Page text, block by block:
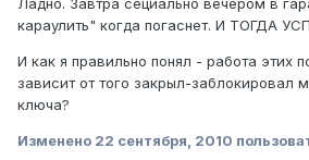
Ладно. Завтра сециально вечером в
караулить" когда погаснет. И ТОГДА
И как я правильно понял - работа этих
зависит от того закрыл-заблокировал
ключа?
Изменено 22 сентября, 2010